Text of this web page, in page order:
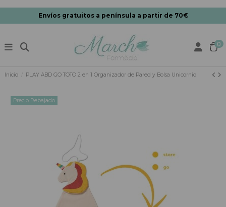
Envíos gratuitos a península a partir de 70€
0
Inicio PLAY ABD GO TOTO 2 en 1 Organizador de Pared y Bolsa Unicornio
Precio Rebajado